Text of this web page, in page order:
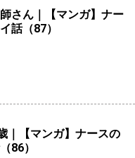
さん｜【マンガ】ナー
話（87）
｜【マンガ】ナースの
86）